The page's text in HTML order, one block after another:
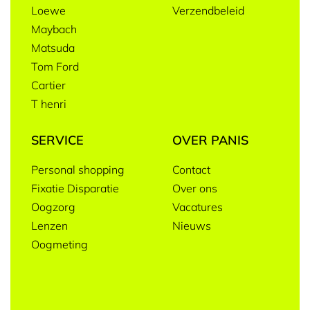
Loewe
Maybach
Matsuda
Tom Ford
Cartier
T henri
Verzendbeleid
SERVICE
Personal shopping
Fixatie Disparatie
Oogzorg
Lenzen
Oogmeting
OVER PANIS
Contact
Over ons
Vacatures
Nieuws